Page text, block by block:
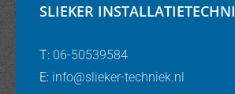
SLIEKER
T: 06-50539584
E: info@slieker-techniek.nl